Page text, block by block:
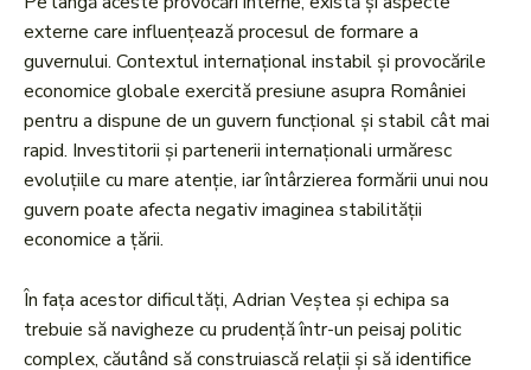
externe care influențează procesul de formare a
guvernului. Contextul internațional instabil și provocările
economice globale exercită presiune asupra României
pentru a dispune de un guvern funcțional și stabil cât mai
rapid. Investitorii și partenerii internaționali urmăresc
evoluțiile cu mare atenție, iar întârzierea formării unui nou
guvern poate afecta negativ imaginea stabilității
economice a țării.
În fața acestor dificultăți, Adrian Veștea și echipa sa
trebuie să navigheze cu prudență într-un peisaj politic
complex, căutând să construiască relații și să identifice